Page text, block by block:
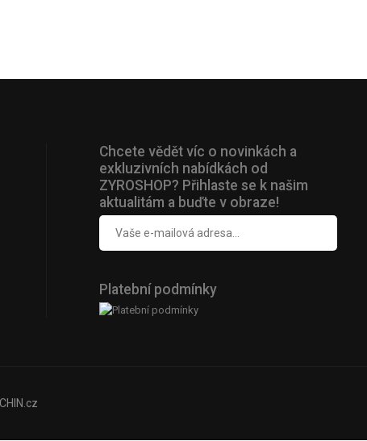
Chcete vědět víc o novinkách a
exkluzivních nabídkách od
ZYROSHOP? Přihlaste se k našim
aktualitám a buďte v obraze!
Platební podmínky